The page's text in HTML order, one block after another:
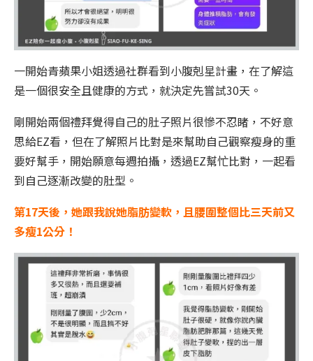
一開始青蘋果小姐透過社群看到小腹剋星計畫，在了解這
是一個很安全且健康的方式，就決定先嘗試30天。
剛開始兩個禮拜覺得自己的肚子照片很慘不忍睹，不好意
思給EZ看，但在了解照片比對是來幫助自己觀察瘦身的重
要好幫手，開始願意每週拍攝，透過EZ幫忙比對，一起看
到自己逐漸改變的肚型。
第17天後，她跟我說她脂肪變軟，且腰圍整個比三天前又
多瘦1公分！